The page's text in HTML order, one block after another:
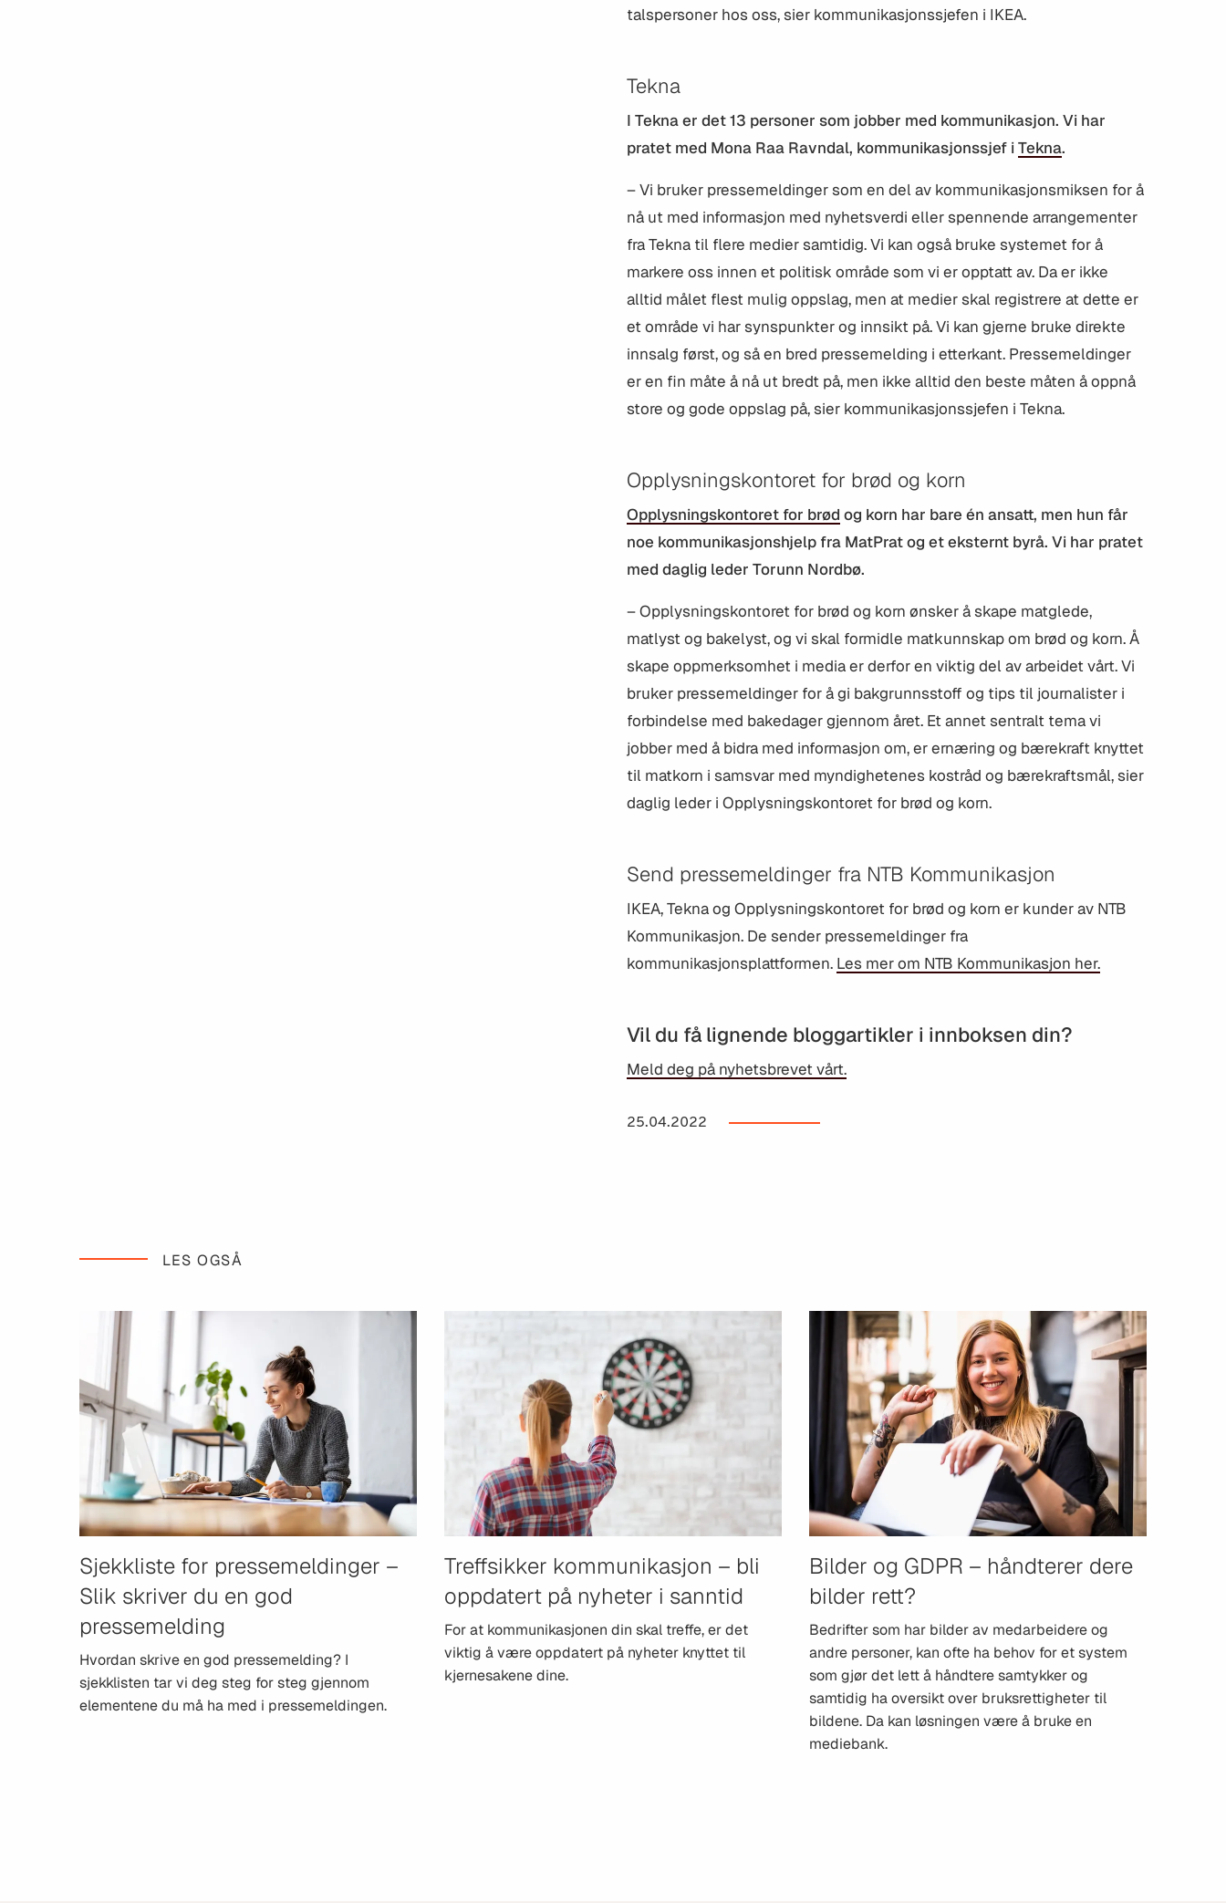
talspersoner hos oss, sier kommunikasjonssjefen i IKEA.
Tekna
I Tekna er det 13 personer som jobber med kommunikasjon. Vi har
pratet med Mona Raa Ravndal, kommunikasjonssjef i Tekna.
– Vi bruker pressemeldinger som en del av kommunikasjonsmiksen for å
nå ut med informasjon med nyhetsverdi eller spennende arrangementer
fra Tekna til flere medier samtidig. Vi kan også bruke systemet for å
markere oss innen et politisk område som vi er opptatt av. Da er ikke
alltid målet flest mulig oppslag, men at medier skal registrere at dette er
et område vi har synspunkter og innsikt på. Vi kan gjerne bruke direkte
innsalg først, og så en bred pressemelding i etterkant. Pressemeldinger
er en fin måte å nå ut bredt på, men ikke alltid den beste måten å oppnå
store og gode oppslag på, sier kommunikasjonssjefen i Tekna.
Opplysningskontoret for brød og korn
Opplysningskontoret for brød og korn har bare én ansatt, men hun får
noe kommunikasjonshjelp fra MatPrat og et eksternt byrå. Vi har pratet
med daglig leder Torunn Nordbø.
– Opplysningskontoret for brød og korn ønsker å skape matglede,
matlyst og bakelyst, og vi skal formidle matkunnskap om brød og korn. Å
skape oppmerksomhet i media er derfor en viktig del av arbeidet vårt. Vi
bruker pressemeldinger for å gi bakgrunnsstoff og tips til journalister i
forbindelse med bakedager gjennom året. Et annet sentralt tema vi
jobber med å bidra med informasjon om, er ernæring og bærekraft knyttet
til matkorn i samsvar med myndighetenes kostråd og bærekraftsmål, sier
daglig leder i Opplysningskontoret for brød og korn.
Send pressemeldinger fra NTB Kommunikasjon
IKEA, Tekna og Opplysningskontoret for brød og korn er kunder av NTB
Kommunikasjon. De sender pressemeldinger fra
kommunikasjonsplattformen. Les mer om NTB Kommunikasjon her.
Vil du få lignende bloggartikler i innboksen din?
Meld deg på nyhetsbrevet vårt.
25.04.2022
LES OGSÅ
Sjekkliste for pressemeldinger –
Slik skriver du en god
pressemelding
Hvordan skrive en god pressemelding? I
sjekklisten tar vi deg steg for steg gjennom
elementene du må ha med i pressemeldingen.
Treffsikker kommunikasjon – bli
oppdatert på nyheter i sanntid
For at kommunikasjonen din skal treffe, er det
viktig å være oppdatert på nyheter knyttet til
kjernesakene dine.
Bilder og GDPR – håndterer dere
bilder rett?
Bedrifter som har bilder av medarbeidere og
andre personer, kan ofte ha behov for et system
som gjør det lett å håndtere samtykker og
samtidig ha oversikt over bruksrettigheter til
bildene. Da kan løsningen være å bruke en
mediebank.